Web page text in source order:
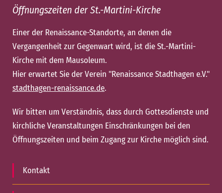
Öffnungszeiten der St.-Martini-Kirche
Einer der Renaissance-Standorte, an denen die
Vergangenheit zur Gegenwart wird, ist die St.-Martini-
Kirche mit dem Mausoleum.
Hier erwartet Sie der Verein "Renaissance Stadthagen e.V."
stadthagen-renaissance.de.
Wir bitten um Verständnis, dass durch Gottesdienste und
kirchliche Veranstaltungen Einschränkungen bei den
Öffnungszeiten und beim Zugang zur Kirche möglich sind.
Kontakt